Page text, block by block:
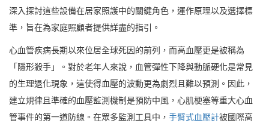
深入探討這些設備在居家照護中的關鍵角色，運作原理以及選擇標
準，旨在為家庭照顧者提供詳盡的指引。
心血管疾病長期以來位居全球死因的前列，而高血壓更是被稱為
「隱形殺手」。對於老年人來說，血管彈性下降與動脈硬化是常見
的生理退化現象，這使得血壓的波動更為劇烈且難以預測。因此，
建立規律且準確的血壓監測機制是預防中風，心肌梗塞等重大心血
管事件的第一道防線。在眾多監測工具中， 手臂式血壓計被國際高